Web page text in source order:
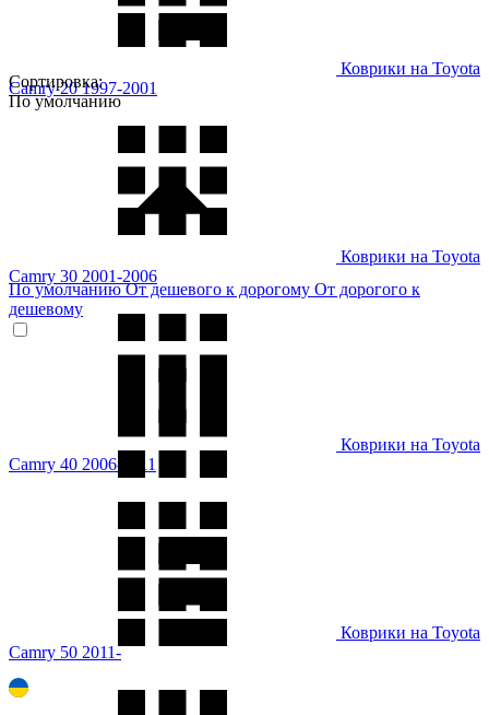
Коврики на Toyota
Camry 20 1997-2001
Коврики на Toyota
Camry 30 2001-2006
Коврики на Toyota
Camry 40 2006-2011
Коврики на Toyota
Camry 50 2011-
Сортировка:
По умолчанию
По умолчаниюОт дешевого к дорогому От дорогого к
дешевому